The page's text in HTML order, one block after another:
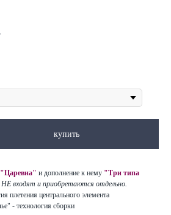
купить
"Царевна" и дополнение к нему "Три типа
входят и приобретаются отдельно.
плетения центрального элемента
- технология сборки